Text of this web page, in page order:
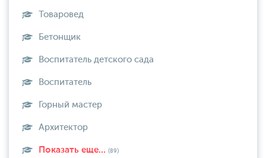
Товаровед
Бетонщик
Воспитатель детского сада
Воспитатель
Горный мастер
Архитектор
Показать еще... (89)